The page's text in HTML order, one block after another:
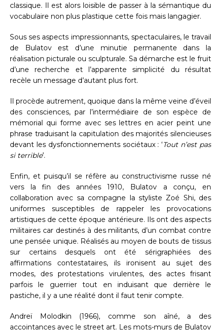
classique. Il est alors loisible de passer à la sémantique du
vocabulaire non plus plastique cette fois mais langagier.
Sous ses aspects impressionnants, spectaculaires, le travail
de Bulatov est d’une minutie permanente dans la
réalisation picturale ou sculpturale. Sa démarche est le fruit
d’une recherche et l’apparente simplicité du résultat
recèle un message d’autant plus fort.
Il procède autrement, quoique dans la même veine d’éveil
des consciences, par l’intermédiaire de son espèce de
mémorial qui forme avec ses lettres en acier peint une
phrase traduisant la capitulation des majorités silencieuses
devant les dysfonctionnements sociétaux : ‘Tout n’est pas
si terrible’.
Enfin, et puisqu’il se réfère au constructivisme russe né
vers la fin des années 1910, Bulatov a conçu, en
collaboration avec sa compagne la styliste Zoé Shi, des
uniformes susceptibles de rappeler les provocations
artistiques de cette époque antérieure. Ils ont des aspects
militaires car destinés à des militants, d’un combat contre
une pensée unique. Réalisés au moyen de bouts de tissus
sur certains desquels ont été sérigraphiées des
affirmations contestataires, ils ironisent au sujet des
modes, des protestations virulentes, des actes frisant
parfois le guerrier tout en induisant que derrière le
pastiche, il y a une réalité dont il faut tenir compte.
Andreï Molodkin (1966), comme son aîné, a des
accointances avec le street art. Les mots-murs de Bulatov